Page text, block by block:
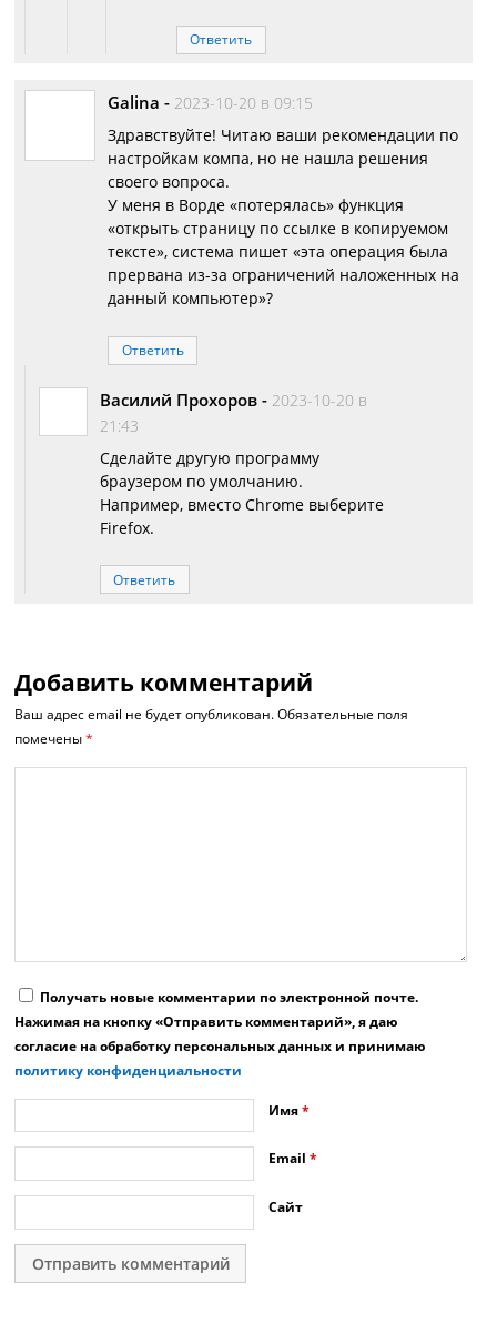
Ответить
Galina - 2023-10-20 в 09:15
Здравствуйте! Читаю ваши рекомендации по
настройкам компа, но не нашла решения
своего вопроса.
У меня в Ворде «потерялась» функция
«открыть страницу по ссылке в копируемом
тексте», система пишет «эта операция была
прервана из-за ограничений наложенных на
данный компьютер»?
Ответить
Василий Прохоров - 2023-10-20 в
21:43
Сделайте другую программу
браузером по умолчанию.
Например, вместо Chrome выберите
Firefox.
Ответить
Добавить комментарий
Ваш адрес email не будет опубликован. Обязательные поля
помечены*
Получать новые комментарии по электронной почте.
Нажимая на кнопку «Отправить комментарий», я даю
согласие на обработку персональных данных и принимаю
политику конфиденциальности
Имя*
Email*
Сайт